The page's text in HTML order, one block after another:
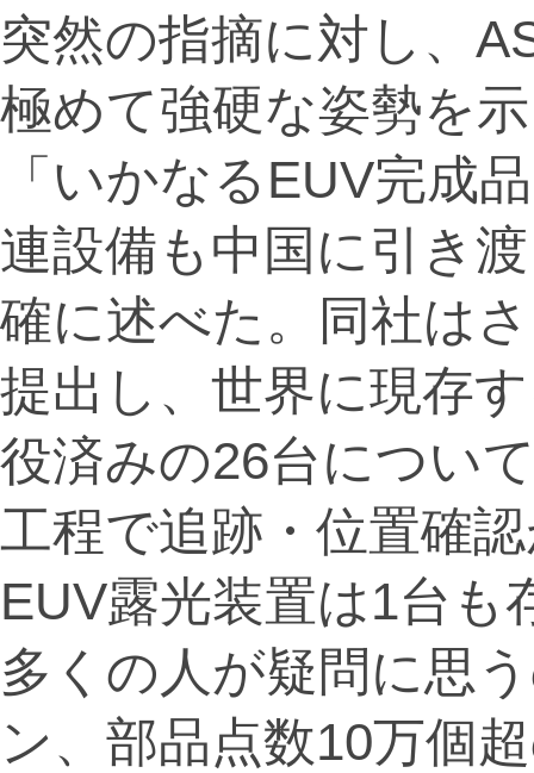
突然の指摘に対し、
極めて強硬な姿勢を
「いかなるEUV完成
連設備も中国に引き
確に述べた。同社は
提出し、世界に現存
役済みの26台につい
工程で追跡・位置確
EUV露光装置は1台も
多くの人が疑問に思
ン、部品点数10万個